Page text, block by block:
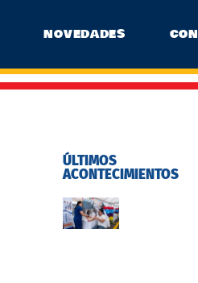
NOVEDADES
ÚLTIMOS
ACONTECIMIENTOS